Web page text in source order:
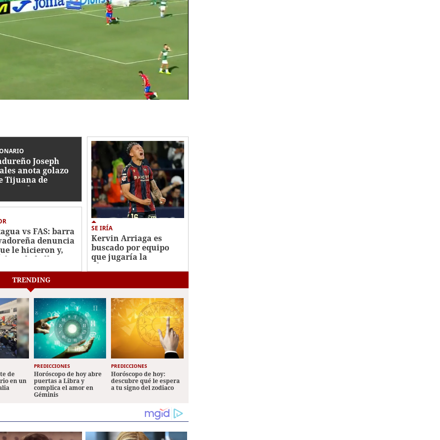
Joseph
anota golazo
Tijuana de
en la Leagues
vs FAS: barra
denuncia
le hicieron y,
es la bella
SE IRÍA
Kervin Arriaga es
buscado por equipo
que jugaría la
Champions League
TRENDING
de
en un
PREDICCIONES
Horóscopo de hoy abre
puertas a Libra y
complica el amor en
Géminis
PREDICCIONES
Horóscopo de hoy:
descubre qué le espera
a tu signo del zodiaco